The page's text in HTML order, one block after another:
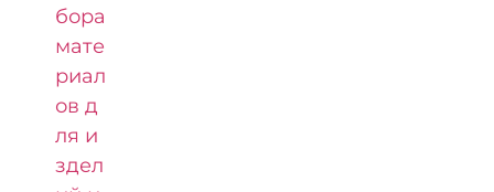
бора
мате
риал
ов д
ля и
здел